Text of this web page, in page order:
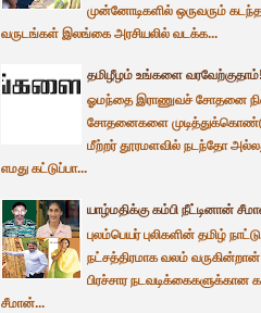
முன்னோடிகளில் ஒருவரும் கடந்த
வருடங்கள் இலங்கை அரசியலில் வடக்க...
தமிழீழம் உங்களை
ஓமந்தை இராணுவச் சோதனை
சோதனைகளை முடித்துக்கொண்டு
மீற்றர் தூரமளவில் நடந்தோ
எமது கட்டுப்பா...
யாழ்மதிக்கு கம்பி நீட்டினான்
புலம்பெயர் புலிகளின் தமிழ்
நட்சத்திரமாக வலம் வருகின்றான்
பிரச்சார நடவடிக்கைகளுக்கான
சீமான்...